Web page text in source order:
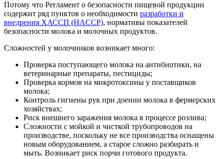
Потому что Регламент о безопасности пищевой продукции
содержит ряд пунктов о необходимости разработки и
внедрения ХАССП (HACCP), нормативы показателей
безопасности молока и молочных продуктов.
Сложностей у молочников возникает много:
Проверка поступающего молока на антибиотики, на
ветеринарные препараты, пестициды;
Проверка кормов на микротоксины у поставщиков
молока;
Контроль гигиены рук при доении молока в фермерских
хозяйствах;
Риск внешнего заражения молока в процессе розлива;
Сложности с мойкой и чисткой трубопроводов на
производстве, поскольку не все производства оснащены
новым оборудованием, а старое сложно разбирать и
мыть. Возникает риск порчи готового продукта.